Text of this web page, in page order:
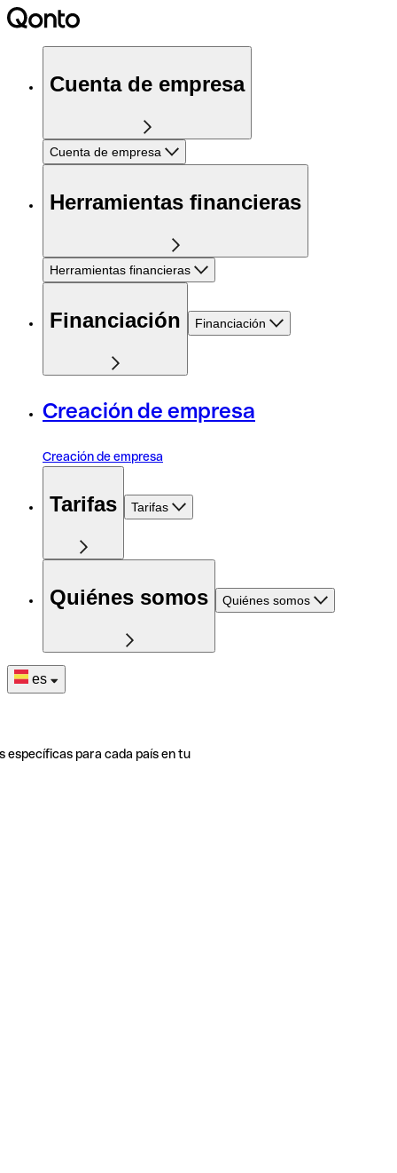
Cuenta de empresa
Cuenta de empresa
Herramientas financieras
Herramientas financieras
Financiación Financiación
Creación de empresa
Creación de empresa
Tarifas Tarifas
Quiénes somos Quiénes somos
es
específicas para cada país en tu